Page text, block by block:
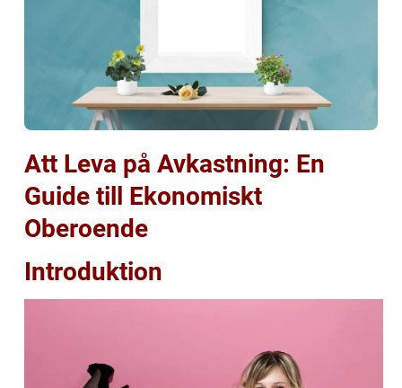
Att Leva på Avkastning: En
Guide till Ekonomiskt
Oberoende
Introduktion